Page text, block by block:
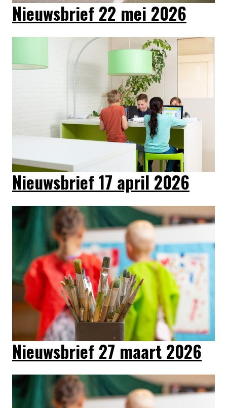
Nieuwsbrief 22 mei 2026
Nieuwsbrief 17 april 2026
Nieuwsbrief 27 maart 2026